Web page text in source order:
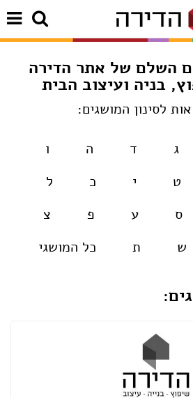
השלם של אתר הדירה
בניה ועיצוב הבית
לסינון המושגים:
ג ד ה
ו
ט י כ
ל
ס ע פ
צ
ש ת כל המושגי